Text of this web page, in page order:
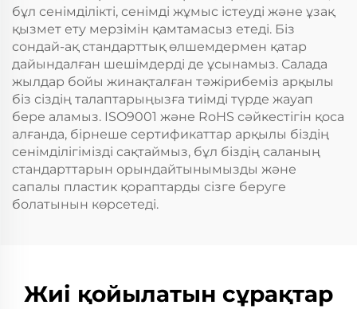
бұл сенімділікті, сенімді жұмыс істеуді және ұзақ
қызмет ету мерзімін қамтамасыз етеді. Біз
сондай-ақ стандарттық өлшемдермен қатар
дайындалған шешімдерді де ұсынамыз. Салада
жылдар бойы жинақталған тәжірибеміз арқылы
біз сіздің талаптарыңызға тиімді түрде жауап
бере аламыз. ISO9001 және RoHS сәйкестігін қоса
алғанда, бірнеше сертификаттар арқылы біздің
сенімділігімізді сақтаймыз, бұл біздің саланың
стандарттарын орындайтынымызды және
сапалы пластик қораптарды сізге беруге
болатынын көрсетеді.
Жиі қойылатын сұрақтар